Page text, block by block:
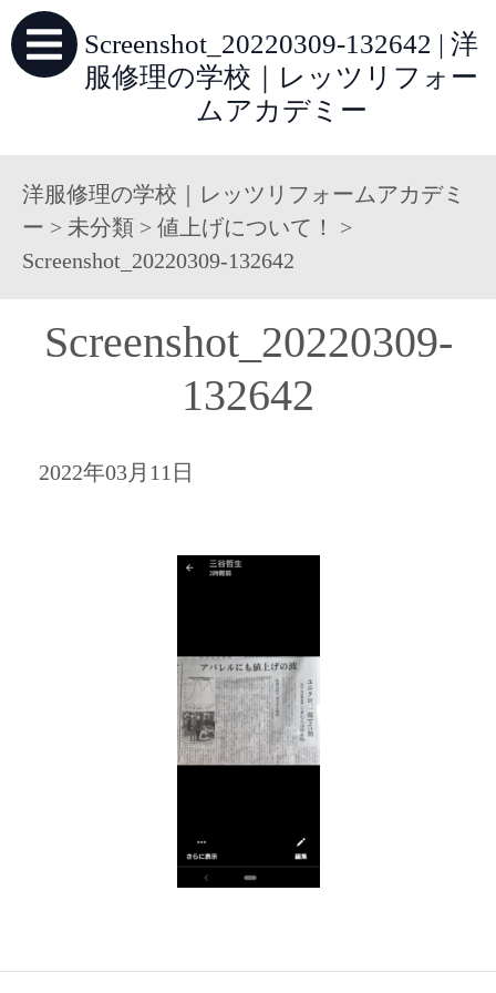
Screenshot_20220309-132642 | 洋
服修理の学校｜レッツリフォー
ムアカデミー
洋服修理の学校｜レッツリフォームアカデミ
ー > 未分類 > 値上げについて！
>
Screenshot_20220309-132642
Screenshot_20220309-
132642
2022年03月11日